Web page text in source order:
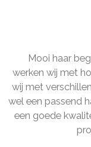
Mooi haar
werken wij met
wij met
wel een passend
een goede